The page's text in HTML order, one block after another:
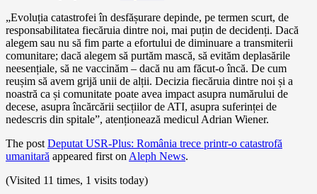
„Evoluția catastrofei în desfășurare depinde, pe termen scurt, de
responsabilitatea fiecăruia dintre noi, mai puțin de decidenți. Dacă
alegem sau nu să fim parte a efortului de diminuare a transmiterii
comunitare; dacă alegem să purtăm mască, să evităm deplasările
neesențiale, să ne vaccinăm – dacă nu am făcut-o încă. De cum
reușim să avem grijă unii de alții. Decizia fiecăruia dintre noi și a
noastră ca și comunitate poate avea impact asupra numărului de
decese, asupra încărcării secțiilor de ATI, asupra suferinței de
nedescris din spitale”, atenționează medicul Adrian Wiener.
The post Deputat USR-Plus: România trece printr-o catastrofă
umanitară appeared first on Aleph News.
(Visited 11 times, 1 visits today)